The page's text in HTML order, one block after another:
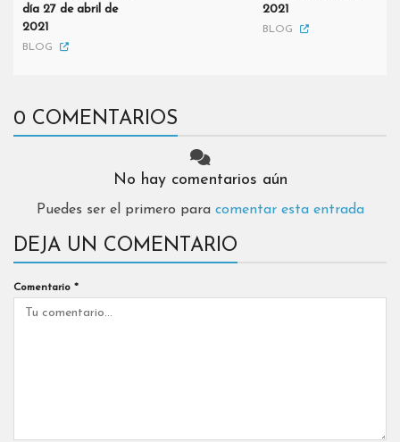
día 27 de abril de
2021
BLOG
2021
BLOG
0 COMENTARIOS
No hay comentarios aún
Puedes ser el primero para comentar esta entrada
DEJA UN COMENTARIO
Comentario *